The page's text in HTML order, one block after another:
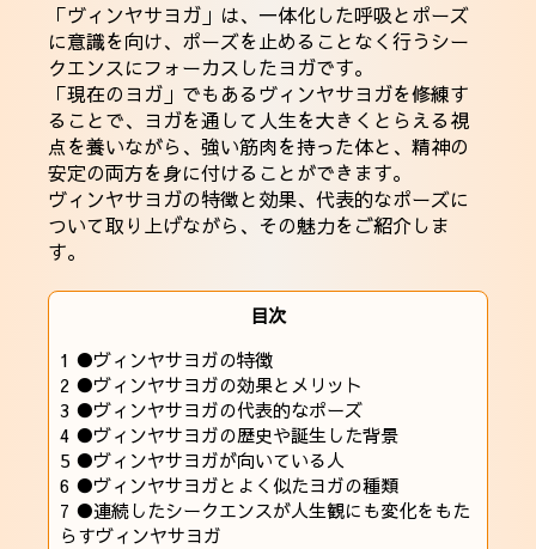
「ヴィンヤサヨガ」は、一体化した呼吸とポーズ
に意識を向け、ポーズを止めることなく行うシー
クエンスにフォーカスしたヨガです。
「現在のヨガ」でもあるヴィンヤサヨガを修練す
ることで、ヨガを通して人生を大きくとらえる視
点を養いながら、強い筋肉を持った体と、精神の
安定の両方を身に付けることができます。
ヴィンヤサヨガの特徴と効果、代表的なポーズに
ついて取り上げながら、その魅力をご紹介しま
す。
目次
1 ●ヴィンヤサヨガの特徴
2 ●ヴィンヤサヨガの効果とメリット
3 ●ヴィンヤサヨガの代表的なポーズ
4 ●ヴィンヤサヨガの歴史や誕生した背景
5 ●ヴィンヤサヨガが向いている人
6 ●ヴィンヤサヨガとよく似たヨガの種類
7 ●連続したシークエンスが人生観にも変化をもた
らすヴィンヤサヨガ